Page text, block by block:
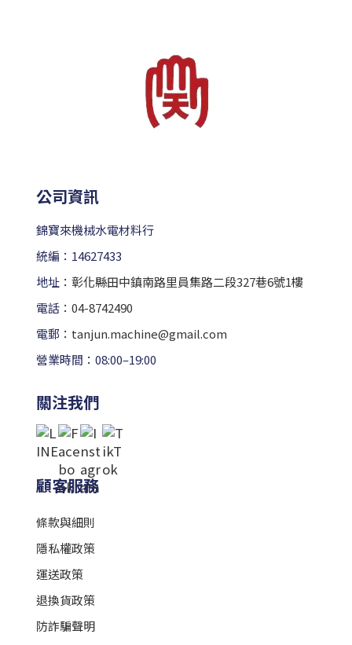
公司資訊
錦寶來機械水電材料行
統編：14627433
地址： 彰化縣田中鎮南路里員集路二段327巷6號1樓
電話： 04-8742490
電郵： tanjun.machine@gmail.com
營業時間：08:00–19:00
關注我們
顧客服務
條款與細則
隱私權政策
運送政策
退換貨政策
防詐騙聲明